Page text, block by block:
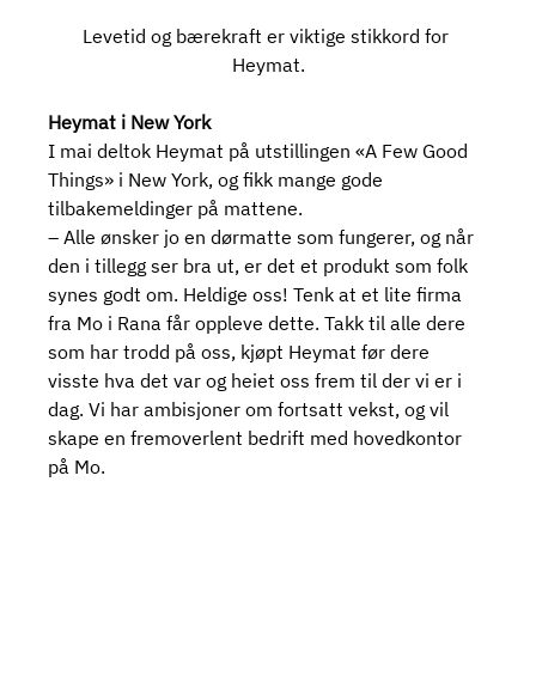
Levetid og bærekraft er viktige stikkord for
Heymat.
Heymat i New York
I mai deltok Heymat på utstillingen «A Few Good
Things» i New York, og fikk mange gode
tilbakemeldinger på mattene.
– Alle ønsker jo en dørmatte som fungerer, og når
den i tillegg ser bra ut, er det et produkt som folk
synes godt om. Heldige oss! Tenk at et lite firma
fra Mo i Rana får oppleve dette. Takk til alle dere
som har trodd på oss, kjøpt Heymat før dere
visste hva det var og heiet oss frem til der vi er i
dag. Vi har ambisjoner om fortsatt vekst, og vil
skape en fremoverlent bedrift med hovedkontor
på Mo.